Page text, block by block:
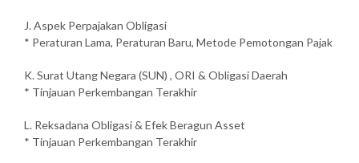
J. Aspek Perpajakan Obligasi
* Peraturan Lama, Peraturan Baru, Metode Pemotongan Pajak
K. Surat Utang Negara (SUN) , ORI & Obligasi Daerah
* Tinjauan Perkembangan Terakhir
L. Reksadana Obligasi & Efek Beragun Asset
* Tinjauan Perkembangan Terakhir